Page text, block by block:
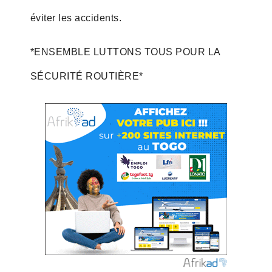
éviter les accidents.
*ENSEMBLE LUTTONS TOUS POUR LA
SÉCURITÉ ROUTIÈRE*